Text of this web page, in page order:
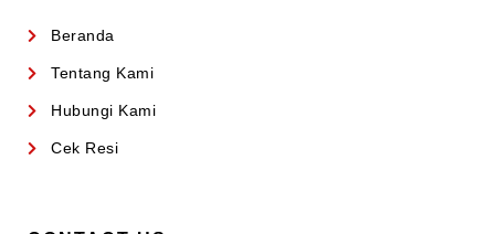
Beranda
Tentang Kami
Hubungi Kami
Cek Resi